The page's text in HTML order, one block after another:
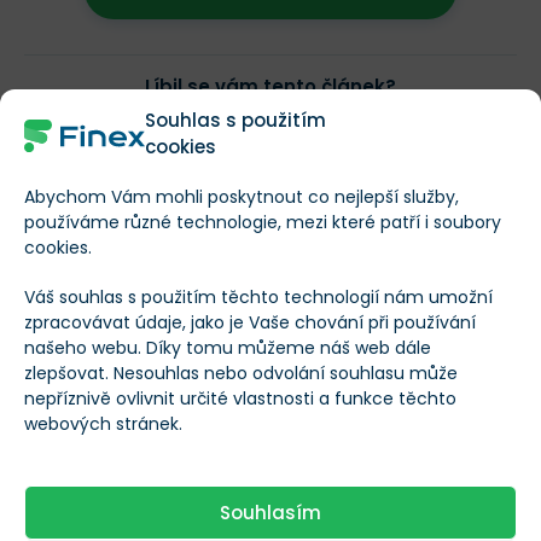
Souhlas s použitím
cookies
Abychom Vám mohli poskytnout co nejlepší služby,
používáme různé technologie, mezi které patří i soubory
cookies.
Váš souhlas s použitím těchto technologií nám umožní
zpracovávat údaje, jako je Vaše chování při používání
našeho webu. Díky tomu můžeme náš web dále
zlepšovat. Nesouhlas nebo odvolání souhlasu může
nepříznivě ovlivnit určité vlastnosti a funkce těchto
webových stránek.
Souhlasím
Líbil se vám tento článek?
4
0
Autor
Investiční analytik a publicista
specializující se na makroekonomii,
měnovou politiku a analýzu finančních
trhů. Vystudoval Masarykovu univerzitu a
dlouhodobě se věnuje ekonomickým
souvislostem vývoje kapitálových trhů.
technickou analýzu i makroekonomické
dění. Vedle Finexu pravidelně publikuje
Přečíst více
Sdílejte tento článek
Sdílet